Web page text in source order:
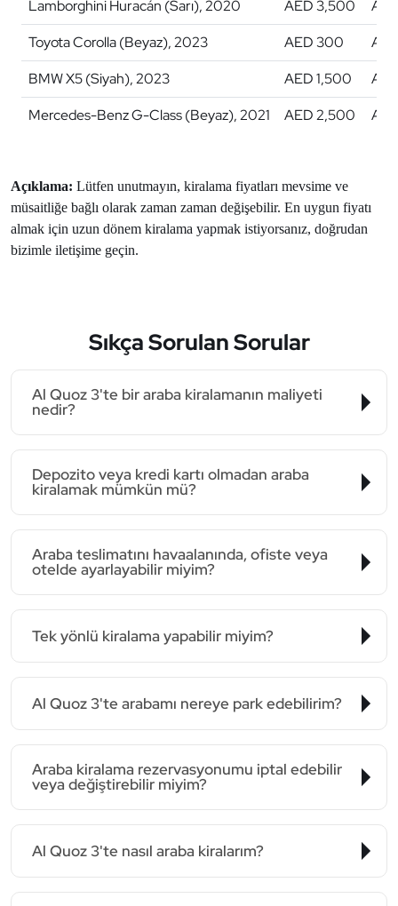
Lamborghini Huracán (Sarı), 2020 AED 3,500
Toyota Corolla (Beyaz), 2023
AED 300
BMW X5 (Siyah), 2023
AED 1,500
Mercedes-Benz G-Class (Beyaz), 2021
AED 2,500
Açıklama: Lütfen unutmayın, kiralama fiyatları mevsime ve
müsaitliğe bağlı olarak zaman zaman değişebilir. En uygun fiyatı
almak için uzun dönem kiralama yapmak istiyorsanız, doğrudan
bizimle iletişime geçin.
Sıkça Sorulan Sorular
Al Quoz 3'te bir araba kiralamanın maliyeti
nedir?
Depozito veya kredi kartı olmadan araba
kiralamak mümkün mü?
Araba teslimatını havaalanında, ofiste veya
otelde ayarlayabilir miyim?
Tek yönlü kiralama yapabilir miyim?
Al Quoz 3'te arabamı nereye park edebilirim?
Araba kiralama rezervasyonumu iptal edebilir
veya değiştirebilir miyim?
Al Quoz 3'te nasıl araba kiralarım?